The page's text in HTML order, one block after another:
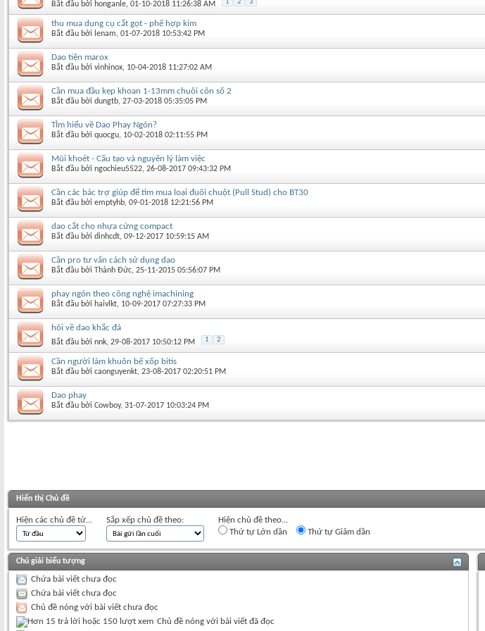
Bắt đầu bởi honganle‎, 01-10-2018 11:26:38 AM 1 2 3
thu mua dụng cụ cắt gọt - phế hợp kim
Bắt đầu bởi lenam‎, 01-07-2018 10:53:42 PM
Dao tiện marox
Bắt đầu bởi vinhinox‎, 10-04-2018 11:27:02 AM
Cần mua đầu kẹp khoan 1-13mm chuôi côn số 2
Bắt đầu bởi dungtb‎, 27-03-2018 05:35:05 PM
TÌm hiểu về Dao Phay Ngón?
Bắt đầu bởi quocgu‎, 10-02-2018 02:11:55 PM
Mũi khoét - Cấu tạo và nguyên lý làm việc
Bắt đầu bởi ngochieu5522‎, 26-08-2017 09:43:32 PM
Cần các bác trợ giúp để tìm mua loại đuôi chuột (Pull Stud) cho BT30
Bắt đầu bởi emptyhb‎, 09-01-2018 12:21:56 PM
dao cắt cho nhựa cứng compact
Bắt đầu bởi dinhcdt‎, 09-12-2017 10:59:15 AM
Cần pro tư vấn cách sử dụng dao
Bắt đầu bởi Thành Đức‎, 25-11-2015 05:56:07 PM
phay ngón theo công nghệ imachining
Bắt đầu bởi haivlkt‎, 10-09-2017 07:27:33 PM
hỏi về dao khắc đá
Bắt đầu bởi nnk‎, 29-08-2017 10:50:12 PM 1 2
Cần người làm khuôn bế xốp bitis
Bắt đầu bởi caonguyenkt‎, 23-08-2017 02:20:51 PM
Dao phay
Bắt đầu bởi Cowboy‎, 31-07-2017 10:03:24 PM
Hiển thị Chủ đề
Hiện các chủ đề từ... Sắp xếp chủ đề theo:
Hiện chủ đề theo...
Thứ tự Lớn dần
Thứ tự Giảm dần
Chú giải biểu tượng
Chứa bài viết chưa đọc
Chứa bài viết chưa đọc
Chủ đề nóng với bài viết chưa đọc
Chủ đề nóng với bài viết đã đọc